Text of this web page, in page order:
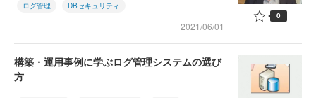
ログ管理 DBセキュリティ
2021/06/01
0
構築・運用事例に学ぶログ管理システムの選び
方